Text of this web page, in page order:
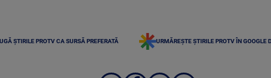
ȘTIRILE PROTV CA SURSĂ PREFERATĂ URMĂREȘTE ȘTIRILE PROTV ÎN GOOGLE